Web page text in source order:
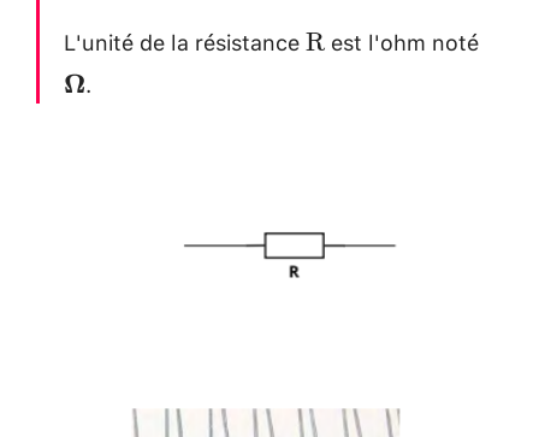
L'unité de la résistance\mathrm{R}
R est l'ohm noté
Ω.